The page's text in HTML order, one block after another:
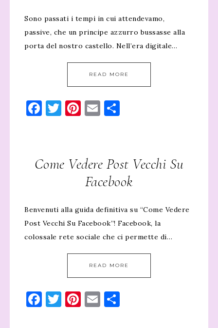
Sono passati i tempi in cui attendevamo,
passive, che un principe azzurro bussasse alla
porta del nostro castello. Nell’era digitale…
READ MORE
Facebook
Twitter
Pinterest
Email
Come Vedere Post Vecchi Su
Facebook
Benvenuti alla guida definitiva su “Come Vedere
Post Vecchi Su Facebook”! Facebook, la
colossale rete sociale che ci permette di…
READ MORE
Facebook
Twitter
Pinterest
Email